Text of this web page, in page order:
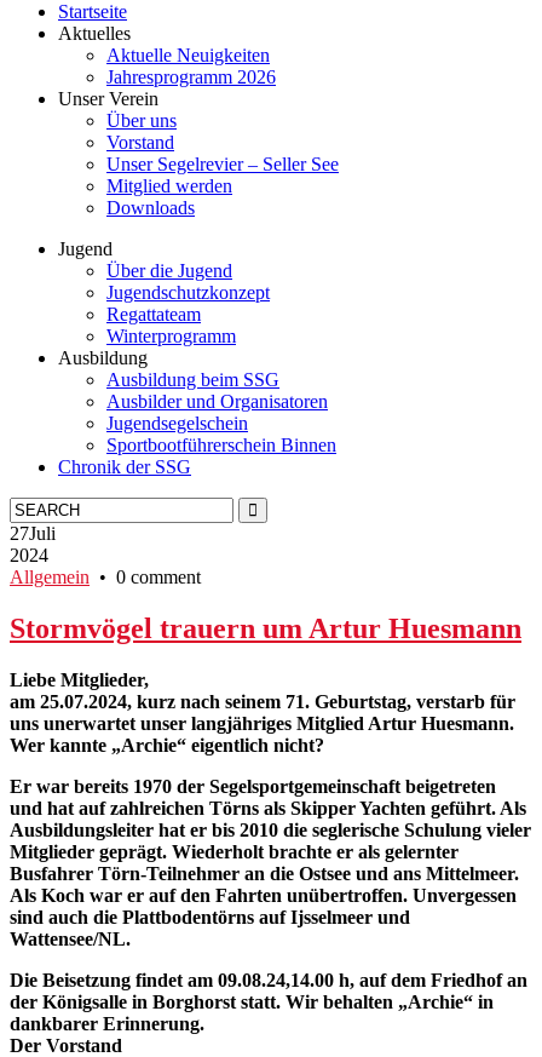
Startseite
Aktuelles
Aktuelle Neuigkeiten
Jahresprogramm 2026
Unser Verein
Über uns
Vorstand
Unser Segelrevier – Seller See
Mitglied werden
Downloads
Jugend
Über die Jugend
Jugendschutzkonzept
Regattateam
Winterprogramm
Ausbildung
Ausbildung beim SSG
Ausbilder und Organisatoren
Jugendsegelschein
Sportbootführerschein Binnen
Chronik der SSG
27Juli
2024
Allgemein • 0 comment
Stormvögel trauern um Artur Huesmann
Liebe Mitglieder,
am 25.07.2024, kurz nach seinem 71. Geburtstag, verstarb für
uns unerwartet unser langjähriges Mitglied Artur Huesmann.
Wer kannte „Archie“ eigentlich nicht?
Er war bereits 1970 der Segelsportgemeinschaft beigetreten
und hat auf zahlreichen Törns als Skipper Yachten geführt. Als
Ausbildungsleiter hat er bis 2010 die seglerische Schulung vieler
Mitglieder geprägt. Wiederholt brachte er als gelernter
Busfahrer Törn-Teilnehmer an die Ostsee und ans Mittelmeer.
Als Koch war er auf den Fahrten unübertroffen. Unvergessen
sind auch die Plattbodentörns auf Ijsselmeer und
Wattensee/NL.
Die Beisetzung findet am 09.08.24,14.00 h, auf dem Friedhof an
der Königsalle in Borghorst statt. Wir behalten „Archie“ in
dankbarer Erinnerung.
Der Vorstand